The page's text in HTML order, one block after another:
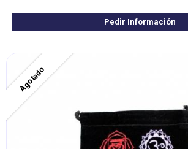
Pedir Información
Agotado